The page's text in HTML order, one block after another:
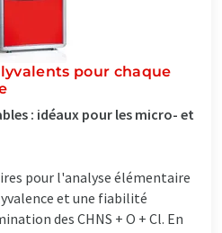
pour chaque
: idéaux pour les micro- et
pour l'analyse élémentaire
et une fiabilité
des CHNS + O + Cl. En